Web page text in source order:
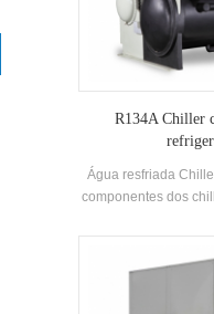
R134A Chiller
Água resfriada
componentes dos
tipo de pulverização
sistemas de
tipo flash
Afrotling